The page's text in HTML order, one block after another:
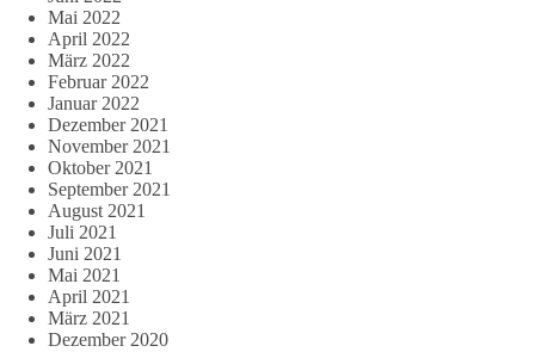
Mai 2022
April 2022
März 2022
Februar 2022
Januar 2022
Dezember 2021
November 2021
Oktober 2021
September 2021
August 2021
Juli 2021
Juni 2021
Mai 2021
April 2021
März 2021
Dezember 2020